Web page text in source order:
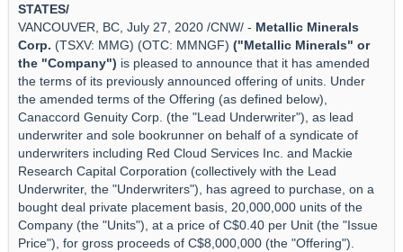
STATES/
VANCOUVER, BC, July 27, 2020 /CNW/ - Metallic Minerals
Corp. (TSXV: MMG) (OTC: MMNGF) ("Metallic Minerals" or
the "Company") is pleased to announce that it has amended
the terms of its previously announced offering of units. Under
the amended terms of the Offering (as defined below),
Canaccord Genuity Corp. (the "Lead Underwriter"), as lead
underwriter and sole bookrunner on behalf of a syndicate of
underwriters including Red Cloud Services Inc. and Mackie
Research Capital Corporation (collectively with the Lead
Underwriter, the "Underwriters"), has agreed to purchase, on a
bought deal private placement basis, 20,000,000 units of the
Company (the "Units"), at a price of C$0.40 per Unit (the "Issue
Price"), for gross proceeds of C$8,000,000 (the "Offering").